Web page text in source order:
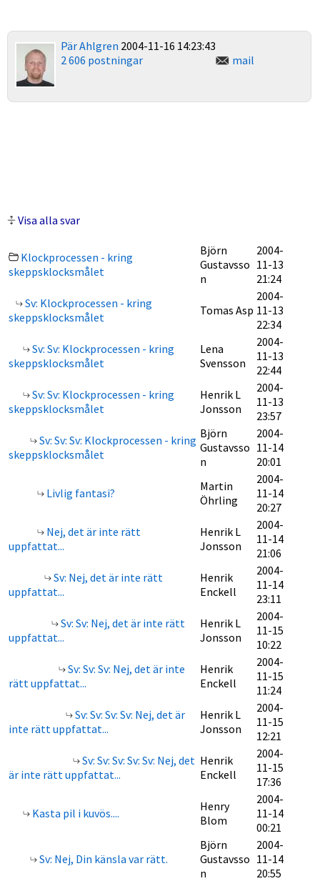
Pär Ahlgren 2004-11-16 14:23:43
2 606 postningar
mail
Visa alla svar
Klockprocessen - kring
skeppsklocksmålet
Björn
Gustavsso
n
2004-
11-13
21:24
Sv: Klockprocessen - kring
skeppsklocksmålet
Tomas Asp
2004-
11-13
22:34
Sv: Sv: Klockprocessen - kring
skeppsklocksmålet
Lena
Svensson
2004-
11-13
22:44
Sv: Sv: Klockprocessen - kring
skeppsklocksmålet
Henrik L
Jonsson
2004-
11-13
23:57
Sv: Sv: Sv: Klockprocessen - kring
skeppsklocksmålet
Björn
Gustavsso
n
2004-
11-14
20:01
Livlig fantasi?
Martin
Öhrling
2004-
11-14
20:27
Nej, det är inte rätt
uppfattat...
Henrik L
Jonsson
2004-
11-14
21:06
Sv: Nej, det är inte rätt
uppfattat...
Henrik
Enckell
2004-
11-14
23:11
Sv: Sv: Nej, det är inte rätt
uppfattat...
Henrik L
Jonsson
2004-
11-15
10:22
Sv: Sv: Sv: Nej, det är inte
rätt uppfattat...
Henrik
Enckell
2004-
11-15
11:24
Sv: Sv: Sv: Sv: Nej, det är
inte rätt uppfattat...
Henrik L
Jonsson
2004-
11-15
12:21
Sv: Sv: Sv: Sv: Sv: Nej, det
är inte rätt uppfattat...
Henrik
Enckell
2004-
11-15
17:36
Kasta pil i kuvös....
Henry
Blom
2004-
11-14
00:21
Sv: Nej, Din känsla var rätt.
Björn
Gustavsso
n
2004-
11-14
20:55